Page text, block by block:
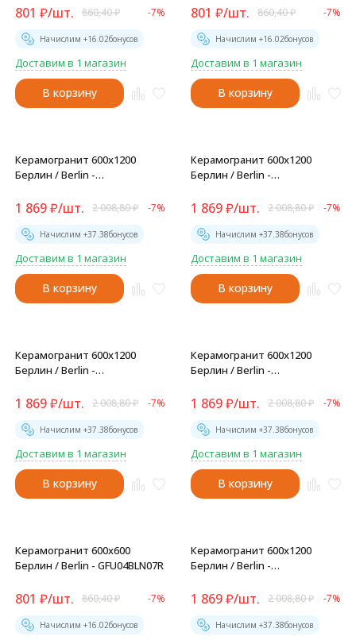
801 ₽/шт. 860,40₽ -7%
Начислим +16.02бонусов
Доставим в 1 магазин
В корзину
801 ₽/шт. 860,40₽ -7%
Начислим +16.02бонусов
Доставим в 1 магазин
В корзину
Керамогранит 600x1200
Берлин / Berlin -
1 869₽/шт. 2 008,80₽ -7%
Начислим +37.38бонусов
Доставим в 1 магазин
В корзину
Керамогранит 600x1200
Берлин / Berlin -
1 869₽/шт. 2 008,80₽ -7%
Начислим +37.38бонусов
Доставим в 1 магазин
В корзину
Керамогранит 600x1200
Берлин / Berlin -
1 869₽/шт. 2 008,80₽ -7%
Начислим +37.38бонусов
Доставим в 1 магазин
В корзину
Керамогранит 600x1200
Берлин / Berlin -
1 869₽/шт. 2 008,80₽ -7%
Начислим +37.38бонусов
Доставим в 1 магазин
В корзину
Керамогранит 600x600
Берлин / Berlin - GFU04BLN07R
801 ₽/шт. 860,40₽ -7%
Начислим +16.02бонусов
Керамогранит 600x1200
Берлин / Berlin -
1 869₽/шт. 2 008,80₽ -7%
Начислим +37.38бонусов